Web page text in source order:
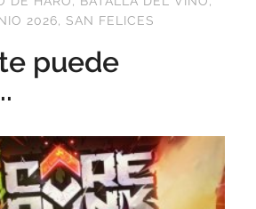
2026, SAN FELICES
puede